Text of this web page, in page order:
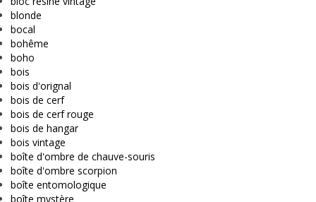
blonde
bocal
bohême
boho
bois
bois d'orignal
bois de cerf
bois de cerf rouge
bois de hangar
bois vintage
boîte d'ombre de chauve-souris
boîte d'ombre scorpion
boîte entomologique
boîte mystère